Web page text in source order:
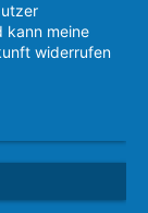
kann meine
widerrufen